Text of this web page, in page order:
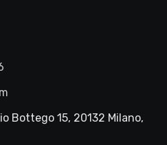
Bottego 15, 20132 Milano,